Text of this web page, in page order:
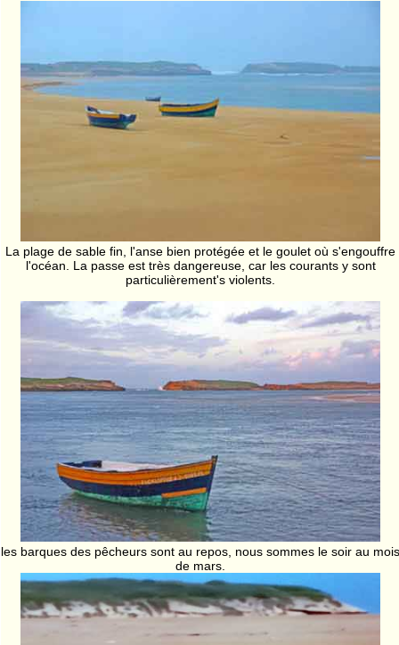
La plage de sable fin, l'anse bien protégée et le goulet où s'engouffre
l'océan. La passe est très dangereuse, car les courants y sont
particulièrement's violents.
les barques des pêcheurs sont au repos, nous sommes le soir au mois
de mars.